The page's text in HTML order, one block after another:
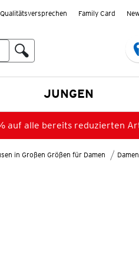
Qualitätsversprechen Family Card
JUNGEN
auf alle bereits reduzierten
in Großen Größen für Damen